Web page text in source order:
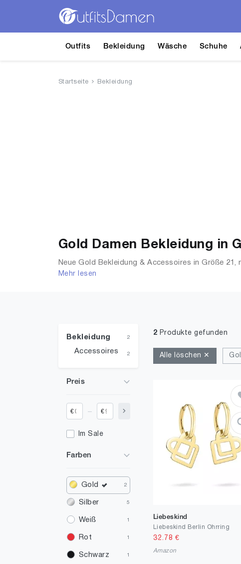
Outfits Bekleidung Wäsche Schuhe
Startseite Bekleidung
Gold Damen Bekleidung in
Neue Gold Bekleidung & Accessoires in Größe
Shirts, Accessoires, Unterwäsche & Dessous,
Mehr lesen
Bekleidung 2
Accessoires 2
Preis
€ €
Im Sale
Farben
Gold 2
Silber 5
Weiß 1
Rot 1
Schwarz 1
2 Produkte gefunden
Alle löschen ✕
Liebeskind
Liebeskind Berlin Ohrring
32.78 €
Amazon